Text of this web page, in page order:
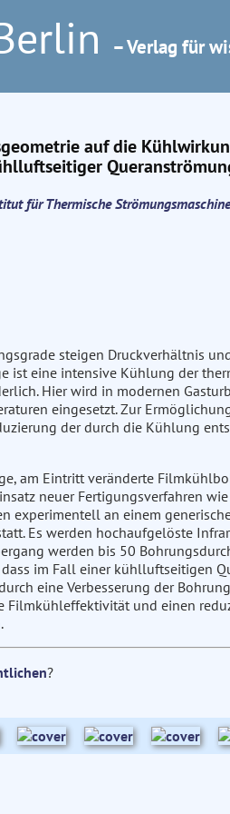
– Verlag für
auf die
für Thermische
steigen Druckverhältnis
ist eine intensive Kühlung der
Hier wird in modernen
eingesetzt. Zur
der durch die Kühlung
am Eintritt veränderte
neuer Fertigungsverfahren
experimentell an einem
Es werden hochaufgelöste
werden bis 50
im Fall einer kühlluftseitigen
eine Verbesserung der
Filmkühleffektivität und einen
?